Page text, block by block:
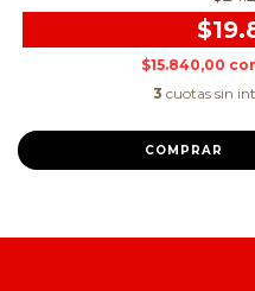
$15.840,00
3 cuotas sin
COMPRAR